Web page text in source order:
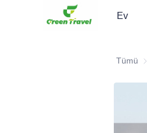
Ev
Tümü